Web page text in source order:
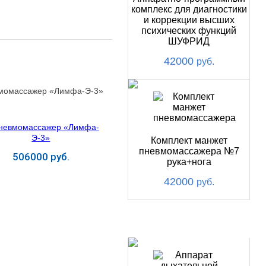
«Лимфа-Э-3»
506000 руб.
комплекс для диагностики
и коррекции высших
психических функций
ШУФРИД
42000 руб.
Комплект манжет
пневмомассажера №7
рука+нога
42000 руб.